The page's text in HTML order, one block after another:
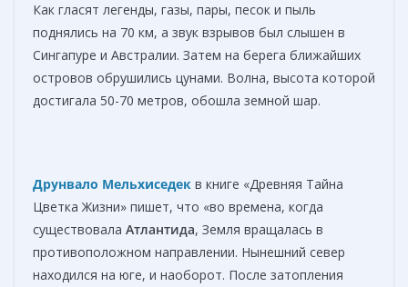
Как гласят легенды, газы, пары, песок и пыль
поднялись на 70 км, а звук взрывов был слышен в
Сингапуре и Австралии. Затем на берега ближайших
островов обрушились цунами. Волна, высота которой
достигала 50-70 метров, обошла земной шар.
Друнвало Мельхиседек в книге «Древняя Тайна
Цветка Жизни» пишет, что «во времена, когда
существовала Атлантида, Земля вращалась в
противоположном направлении. Нынешний север
находился на юге, и наоборот. После затопления